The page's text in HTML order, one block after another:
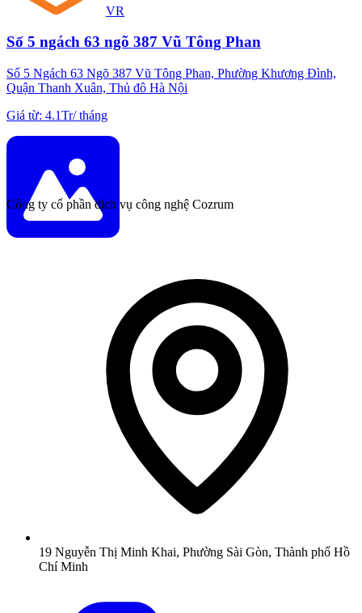
VR
Số 5 ngách 63 ngõ 387 Vũ Tông Phan
Số 5 Ngách 63 Ngõ 387 Vũ Tông Phan, Phường Khương Đình,
Quận Thanh Xuân, Thủ đô Hà Nội
Giá từ: 4.1Tr/tháng
Công ty cổ phần dịch vụ công nghệ Cozrum
19 Nguyễn Thị Minh Khai, Phường Sài Gòn, Thành phố Hồ
Chí Minh